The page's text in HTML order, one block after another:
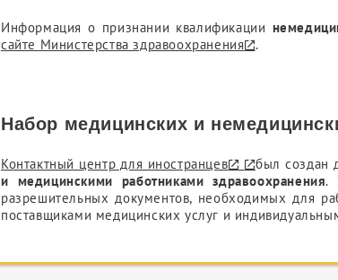
Информация о признании квалификации
сайте Министерства здравоохранения
.
Набор медицинских и
Контактный центр для иностранцев был создан
и медицинскими работниками здравоохранения.
разрешительных документов, необходимых для
поставщиками медицинских услуг и